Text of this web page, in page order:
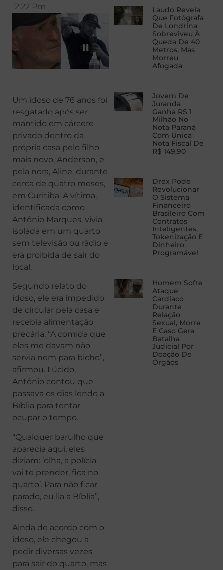
2:22 Pm
Um idoso de 76 anos foi
resgatado após ser
mantido em cárcere
privado dentro da
própria casa pelo filho
mais novo, Anderson, e
pela nora, Aline, durante
cerca de quatro meses,
em Curitiba. A vítima,
identificada como
Antônio Marques, vivia
isolada em um quarto
sem televisão ou rádio e
era proibida de sair do
local.
Segundo relato do
idoso, ele era impedido
de circular pela casa e
recebia alimentação
precária. “A comida que
eles me davam não
servia nem para bicho”,
afirmou. Lúcido,
Antônio contou que
passava os dias lendo a
Bíblia para tentar
ocupar o tempo.
“Qualquer barulho que
aparecia aqui, eles
diziam: ‘olha, a polícia
vai te prender, fica no
quarto’. Para não ficar
parado, eu lia a Bíblia”,
disse.
Ainda de acordo com o
idoso, ele chegou a
pedir diversas vezes
para sair do quarto, mas
Laudo Revela
Que Fotógrafa
De Londrina
Sobreviveu À
Queda De 40
Metros, Mas
Morreu
Afogada
Jovem De
Juranda
Ganha R$ 1
Milhão No
Nota Paraná
Com Única
Nota Fiscal De
R$ 149,90
Drex Pode
Revolucionar
O Sistema
Financeiro
Brasileiro Com
Contratos
Inteligentes,
Tokenização E
Dinheiro
Programável
Homem Sofre
Ataque
Cardíaco
Durante
Relação
Sexual, Morre
E Caso Gera
Batalha
Judicial Por
Doação De
Órgãos